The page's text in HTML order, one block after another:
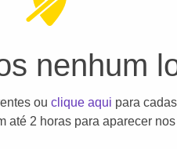
nenhum
ouclique aqui para
até 2 horas para aparecer